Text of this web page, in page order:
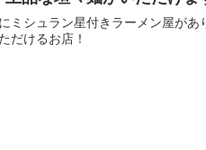
ミシュラン星付きラーメン屋があ
だけるお店！